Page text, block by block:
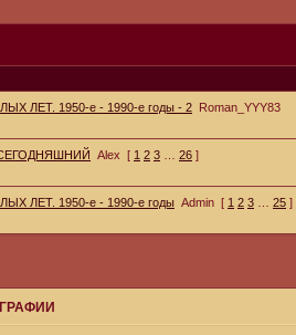
ЛЕТ. 1950-е - 1990-е годы - 2 Roman_YYY83
Alex [ 1 2 3 26 ]
ЛЕТ. 1950-е - 1990-е годы Admin [ 1 2 3 25 ]